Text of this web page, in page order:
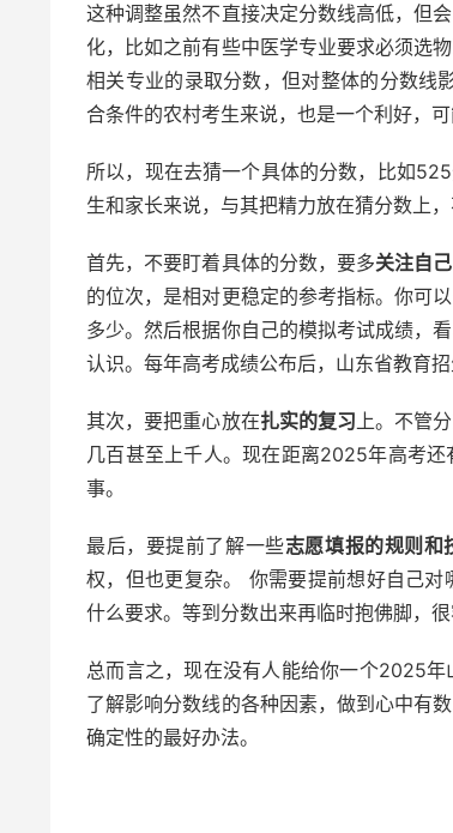
这种调整虽然不直接决定分数线高低，但
化，比如之前有些中医学专业要求必须选
相关专业的录取分数，但对整体的分数线
合条件的农村考生来说，也是一个利好，
所以，现在去猜一个具体的分数，比如
生和家长来说，与其把精力放在猜分数上，
首先，不要盯着具体的分数，要多关注自
的位次，是相对更稳定的参考指标。你可
多少。然后根据你自己的模拟考试成绩，
认识。每年高考成绩公布后，山东省教育
其次，要把重心放在扎实的复习上。不管
几百甚至上千人。现在距离2025年高考
事。
最后，要提前了解一些志愿填报的规则和
权，但也更复杂。 你需要提前想好自己
什么要求。等到分数出来再临时抱佛脚，
总而言之，现在没有人能给你一个2025年
了解影响分数线的各种因素，做到心中有
确定性的最好办法。